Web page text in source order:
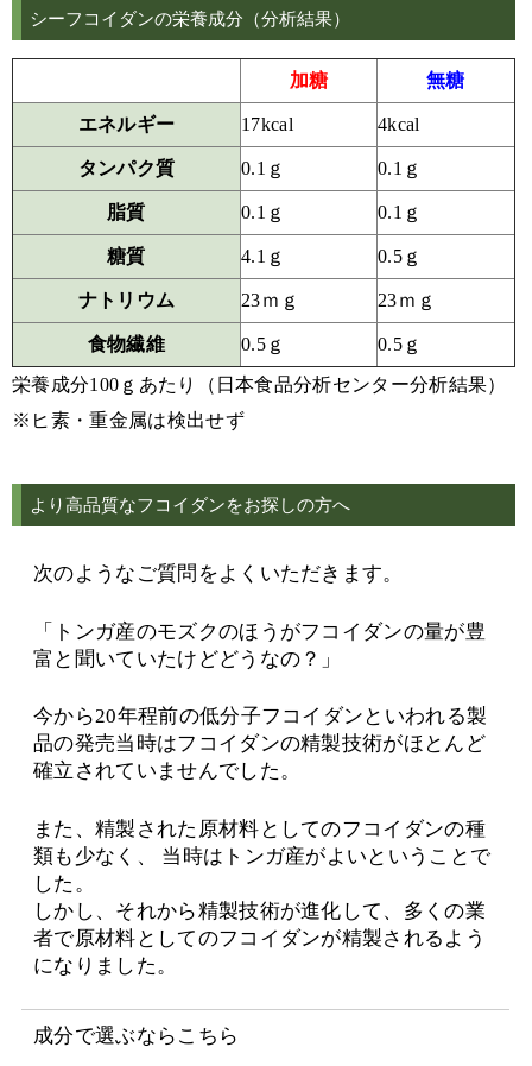
シーフコイダンの栄養成分（分析結果）
加糖 無糖
エネルギー 17kcal 4kcal
タンパク質 0.1ｇ 0.1ｇ
脂質 0.1ｇ 0.1ｇ
糖質 4.1ｇ 0.5ｇ
ナトリウム 23ｍｇ 23ｍｇ
食物繊維 0.5ｇ
0.5ｇ
栄養成分100ｇあたり（日本食品分析センター分析結果）
※ヒ素・重金属は検出せず
より高品質なフコイダンをお探しの方へ
次のようなご質問をよくいただきます。
「トンガ産のモズクのほうがフコイダンの量が豊
富と聞いていたけどどうなの？」
今から20年程前の低分子フコイダンといわれる製
品の発売当時はフコイダンの精製技術がほとんど
確立されていませんでした。
また、精製された原材料としてのフコイダンの種
類も少なく、 当時はトンガ産がよいということで
した。
しかし、それから精製技術が進化して、多くの業
者で原材料としてのフコイダンが精製されるよう
になりました。
成分で選ぶならこちら